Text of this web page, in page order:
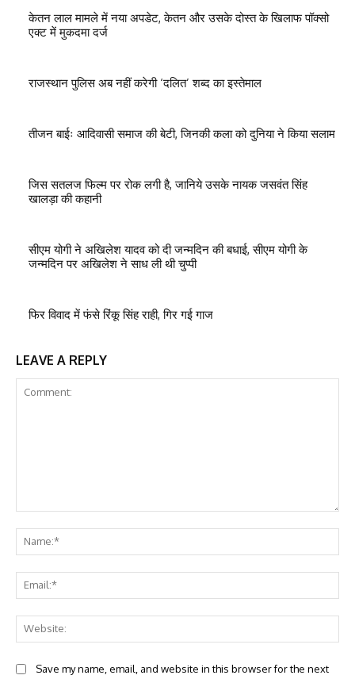
केतन लाल मामले में नया अपडेट, केतन और उसके दोस्त के खिलाफ पॉक्सो
एक्ट में मुकदमा दर्ज
राजस्थान पुलिस अब नहीं करेगी ‘दलित’ शब्द का इस्तेमाल
तीजन बाईः आदिवासी समाज की बेटी, जिनकी कला को दुनिया ने किया सलाम
जिस सतलज फिल्म पर रोक लगी है, जानिये उसके नायक जसवंत सिंह
खालड़ा की कहानी
सीएम योगी ने अखिलेश यादव को दी जन्मदिन की बधाई, सीएम योगी के
जन्मदिन पर अखिलेश ने साध ली थी चुप्पी
फिर विवाद में फंसे रिंकू सिंह राही, गिर गई गाज
LEAVE A REPLY
Save my name, email, and website in this browser for the next